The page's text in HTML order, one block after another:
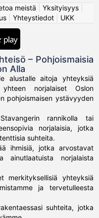
meistä Yksityisyys|
Yhteystiedot UKK
– Pohjoismaisia
Alla
alustalle aitoja yhteyksiä
norjalaiset Oslon
pohjoismaisen ystävyyden
rannikolla tai
norjalaisia, jotka
suhteita.
ihmisiä, jotka arvostavat
ainutlaatuista norjalaista
merkityksellisiä yhteyksiä
ja tervetulleesta
suhteita, jotka